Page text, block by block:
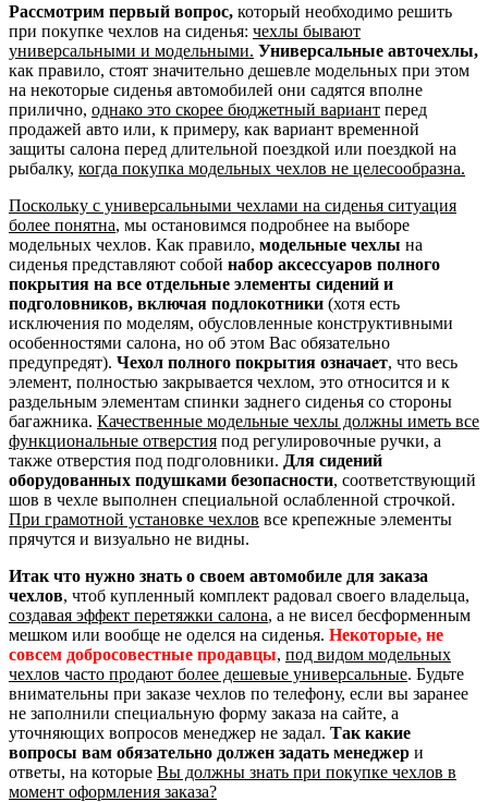
Рассмотрим первый вопрос, который необходимо решить
при покупке чехлов на сиденья: чехлы бывают
универсальными и модельными. Универсальные авточехлы,
как правило, стоят значительно дешевле модельных при этом
на некоторые сиденья автомобилей они садятся вполне
прилично, однако это скорее бюджетный вариант перед
продажей авто или, к примеру, как вариант временной
защиты салона перед длительной поездкой или поездкой на
рыбалку, когда покупка модельных чехлов не целесообразна.
Поскольку с универсальными чехлами на сиденья ситуация
более понятна, мы остановимся подробнее на выборе
модельных чехлов. Как правило, модельные чехлы на
сиденья представляют собой набор аксессуаров полного
покрытия на все отдельные элементы сидений и
подголовников, включая подлокотники (хотя есть
исключения по моделям, обусловленные конструктивными
особенностями салона, но об этом Вас обязательно
предупредят). Чехол полного покрытия означает, что весь
элемент, полностью закрывается чехлом, это относится и к
раздельным элементам спинки заднего сиденья со стороны
багажника. Качественные модельные чехлы должны иметь все
функциональные отверстия под регулировочные ручки, а
также отверстия под подголовники. Для сидений
оборудованных подушками безопасности, соответствующий
шов в чехле выполнен специальной ослабленной строчкой.
При грамотной установке чехлов все крепежные элементы
прячутся и визуально не видны.
Итак что нужно знать о своем автомобиле для заказа
чехлов, чтоб купленный комплект радовал своего владельца,
создавая эффект перетяжки салона, а не висел бесформенным
мешком или вообще не оделся на сиденья. Некоторые, не
совсем добросовестные продавцы, под видом модельных
чехлов часто продают более дешевые универсальные. Будьте
внимательны при заказе чехлов по телефону, если вы заранее
не заполнили специальную форму заказа на сайте, а
уточняющих вопросов менеджер не задал. Так какие
вопросы вам обязательно должен задать менеджер и
ответы, на которые Вы должны знать при покупке чехлов в
момент оформления заказа?